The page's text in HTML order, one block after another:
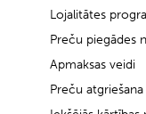
Lojalitātes
Preču piegādes
Apmaksas veidi
Preču